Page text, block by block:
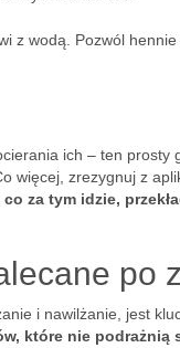
z wodą. Pozwól hennie
ich – ten prosty
więcej, zrezygnuj z
za tym idzie,
po
i nawilżanie, jest
które nie podrażnią